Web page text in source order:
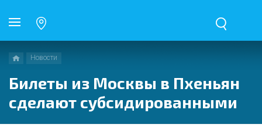
Новости
Билеты из Москвы в Пхеньян
сделают субсидированными